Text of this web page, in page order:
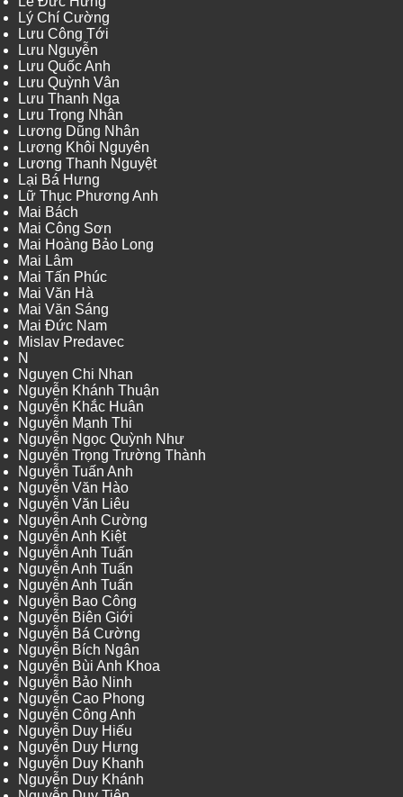
Lý Chí Cường
Lưu Công Tới
Lưu Nguyễn
Lưu Quốc Anh
Lưu Quỳnh Vân
Lưu Thanh Nga
Lưu Trọng Nhân
Lương Dũng Nhân
Lương Khôi Nguyên
Lương Thanh Nguyệt
Lại Bá Hưng
Lữ Thục Phương Anh
Mai Bách
Mai Công Sơn
Mai Hoàng Bảo Long
Mai Lâm
Mai Tấn Phúc
Mai Văn Hà
Mai Văn Sáng
Mai Đức Nam
Mislav Predavec
N
Nguyen Chi Nhan
Nguyễn Khánh Thuận
Nguyễn Khắc Huân
Nguyễn Mạnh Thi
Nguyễn Ngọc Quỳnh Như
Nguyễn Trọng Trường Thành
Nguyễn Tuấn Anh
Nguyễn Văn Hào
Nguyễn Văn Liêu
Nguyễn Anh Cường
Nguyễn Anh Kiệt
Nguyễn Anh Tuấn
Nguyễn Anh Tuấn
Nguyễn Anh Tuấn
Nguyễn Bao Công
Nguyễn Biên Giới
Nguyễn Bá Cường
Nguyễn Bích Ngân
Nguyễn Bùi Anh Khoa
Nguyễn Bảo Ninh
Nguyễn Cao Phong
Nguyễn Công Anh
Nguyễn Duy Hiếu
Nguyễn Duy Hưng
Nguyễn Duy Khanh
Nguyễn Duy Khánh